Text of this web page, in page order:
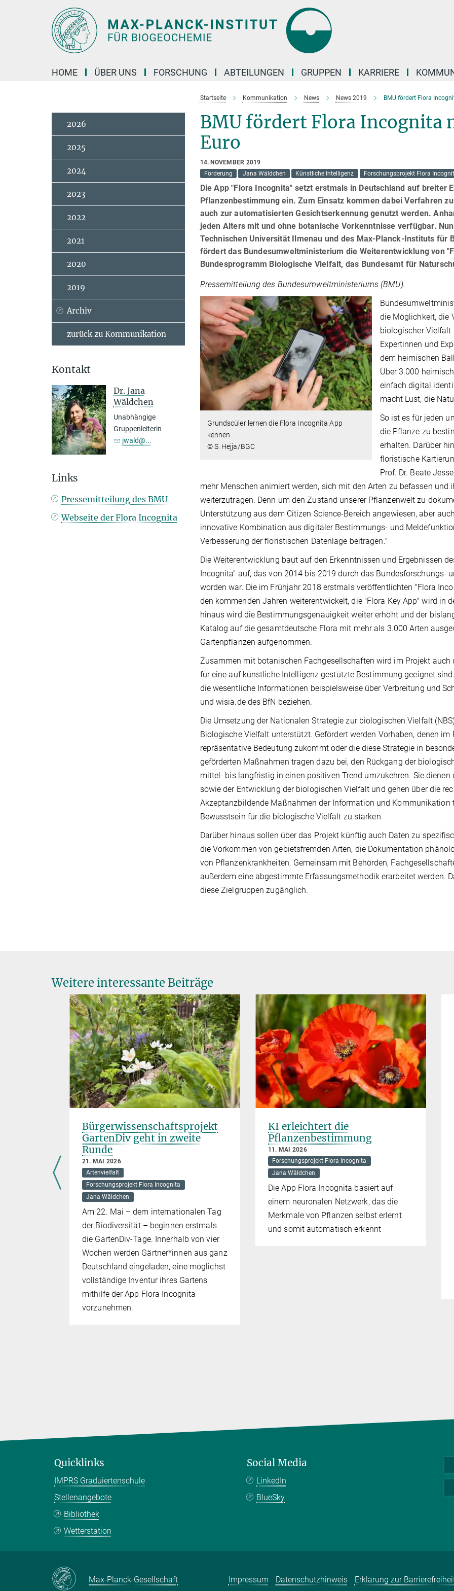
HOME ÜBER UNS FORSCHUNG ABTEILUNGEN GRUPPEN KARRIERE
Startseite Kommunikation News News 2019 BMU fördert Flora
BMU fördert Flora Incognita
Euro
14. NOVEMBER 2019
Förderung
Jana Wäldchen Künstliche Intelligenz Forschungsprojekt Flora
Die App "Flora Incognita" setzt erstmals in Deutschland auf breiter
Pflanzenbestimmung ein. Zum Einsatz kommen dabei Verfahren
auch zur automatisierten Gesichtserkennung genutzt werden.
jeden Alters mit und ohne botanische Vorkenntnisse verfügbar.
Technischen Universität Ilmenau und des Max-Planck-Instituts für
fördert das Bundesumweltministerium die Weiterentwicklung von
Bundesprogramm Biologische Vielfalt, das Bundesamt für
Pressemitteilung des Bundesumweltministeriums (BMU).
Grundscüler lernen die Flora Incognita App
kennen.
© S. Hejja/BGC
die Möglichkeit, die
biologischer Vielfalt
Expertinnen und
dem heimischen
Über 3.000
einfach digital
macht Lust, die
So ist es für jeden
die Pflanze zu
erhalten. Darüber
floristische
Prof. Dr. Beate
mehr Menschen animiert werden, sich mit den Arten zu befassen und
weiterzutragen. Denn um den Zustand unserer Pflanzenwelt zu
Unterstützung aus dem Citizen Science-Bereich angewiesen, aber
innovative Kombination aus digitaler Bestimmungs- und
Verbesserung der floristischen Datenlage beitragen."
Die Weiterentwicklung baut auf den Erkenntnissen und Ergebnissen
Incognita" auf, das von 2014 bis 2019 durch das Bundesforschungs-
worden war. Die im Frühjahr 2018 erstmals veröffentlichten "Flora
den kommenden Jahren weiterentwickelt, die "Flora Key App" wird in
hinaus wird die Bestimmungsgenauigkeit weiter erhöht und der
Katalog auf die gesamtdeutsche Flora mit mehr als 3.000 Arten
Gartenpflanzen aufgenommen.
Zusammen mit botanischen Fachgesellschaften wird im Projekt
für eine auf künstliche Intelligenz gestützte Bestimmung geeignet
die wesentliche Informationen beispielsweise über Verbreitung und
und wisia.de des BfN beziehen.
Die Umsetzung der Nationalen Strategie zur biologischen Vielfalt
Biologische Vielfalt unterstützt. Gefördert werden Vorhaben, denen
repräsentative Bedeutung zukommt oder die diese Strategie in
geförderten Maßnahmen tragen dazu bei, den Rückgang der
mittel- bis langfristig in einen positiven Trend umzukehren. Sie
sowie der Entwicklung der biologischen Vielfalt und gehen über die
Akzeptanzbildende Maßnahmen der Information und Kommunikation
Bewusstsein für die biologische Vielfalt zu stärken.
Darüber hinaus sollen über das Projekt künftig auch Daten zu
die Vorkommen von gebietsfremden Arten, die Dokumentation
von Pflanzenkrankheiten. Gemeinsam mit Behörden,
außerdem eine abgestimmte Erfassungsmethodik erarbeitet werden.
diese Zielgruppen zugänglich.
2026
2025
2024
2023
2022
2021
2020
2019
Archiv
zurück zu Kommunikation
Kontakt
Dr. Jana
Wäldchen
Unabhängige
Gruppenleiterin
jwald@...
Links
Pressemitteilung des BMU
Webseite der Flora Incognita
Weitere interessante Beiträge
Bürgerwissenschaftsprojekt
GartenDiv geht in zweite
Runde
21. MAI 2026
Artenvielfalt
Forschungsprojekt Flora Incognita
Jana Wäldchen
Am 22. Mai – dem internationalen Tag
der Biodiversität – beginnen erstmals
die GartenDiv-Tage. Innerhalb von vier
Wochen werden Gärtner*innen aus ganz
Deutschland eingeladen, eine möglichst
vollständige Inventur ihres Gartens
mithilfe der App Flora Incognita
vorzunehmen.
KI erleichtert die
Pflanzenbestimmung
11. MAI 2026
Forschungsprojekt Flora Incognita
Jana Wäldchen
Die App Flora Incognita basiert auf
einem neuronalen Netzwerk, das die
Merkmale von Pflanzen selbst erlernt
und somit automatisch erkennt
Quicklinks
IMPRS Graduiertenschule
Stellenangebote
Bibliothek
Wetterstation
Social Media
LinkedIn
BlueSky
Max-Planck-Gesellschaft Impressum Datenschutzhinweis Erklärung zur